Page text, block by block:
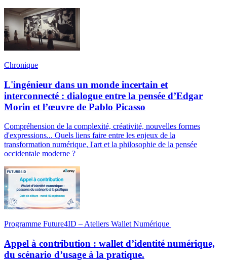
Chronique
L'ingénieur dans un monde incertain et
interconnecté : dialogue entre la pensée d’Edgar
Morin et l’œuvre de Pablo Picasso
Compréhension de la complexité, créativité, nouvelles formes
d'expressions... Quels liens faire entre les enjeux de la
transformation numérique, l'art et la philosophie de la pensée
occidentale moderne ?
Programme Future4ID – Ateliers Wallet Numérique
Appel à contribution : wallet d’identité numérique,
du scénario d’usage à la pratique.